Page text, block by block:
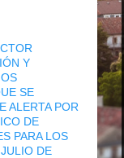
Y
SE
ALERTA POR
DE
PARA LOS
DE